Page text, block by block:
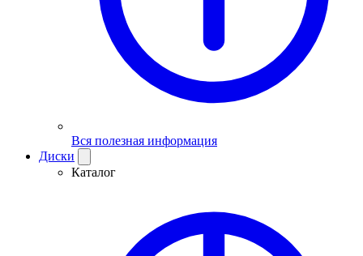
Вся полезная информация
Диски
Каталог